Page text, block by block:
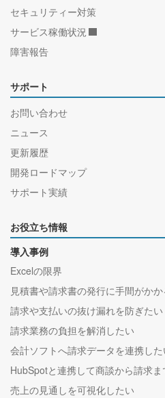
セキュリティー対策
サービス稼働状況
障害報告
サポート
お問い合わせ
ニュース
更新履歴
開発ロードマップ
サポート実績
お役立ち情報
導入事例
Excelの限界
見積書や請求書の発行に手間がかか
請求や支払いの抜け漏れを防ぎたい
請求業務の負担を解消したい
会計ソフトへ請求データを連携した
HubSpotと連携して商談から請求ま
売上の見通しを可視化したい